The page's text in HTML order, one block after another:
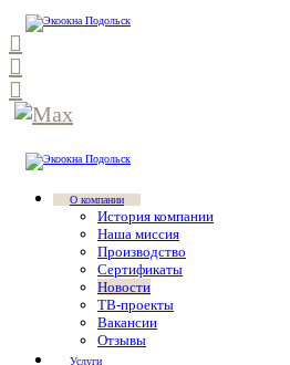
О компании
История компании
Наша миссия
Производство
Сертификаты
Новости
ТВ-проекты
Вакансии
Отзывы
Услуги